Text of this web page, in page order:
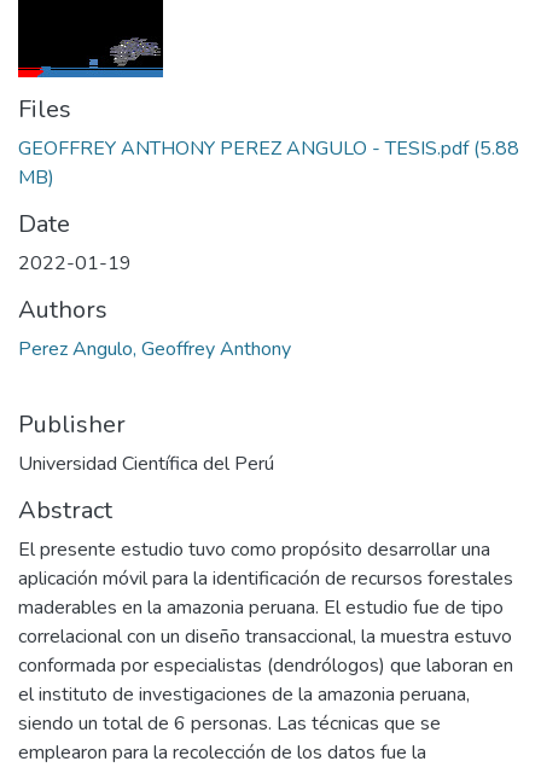
Files
GEOFFREY ANTHONY PEREZ ANGULO - TESIS.pdf(5.88
MB)
Date
2022-01-19
Authors
Perez Angulo, Geoffrey Anthony
Publisher
Universidad Científica del Perú
Abstract
El presente estudio tuvo como propósito desarrollar una
aplicación móvil para la identificación de recursos forestales
maderables en la amazonia peruana. El estudio fue de tipo
correlacional con un diseño transaccional, la muestra estuvo
conformada por especialistas (dendrólogos) que laboran en
el instituto de investigaciones de la amazonia peruana,
siendo un total de 6 personas. Las técnicas que se
emplearon para la recolección de los datos fue la